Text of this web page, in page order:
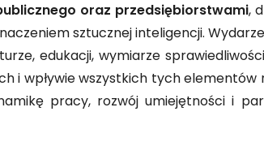
oraz przedsiębiorstwami,
sztucznej inteligencji.
edukacji, wymiarze
i wpływie wszystkich tych elementów
pracy, rozwój umiejętności i